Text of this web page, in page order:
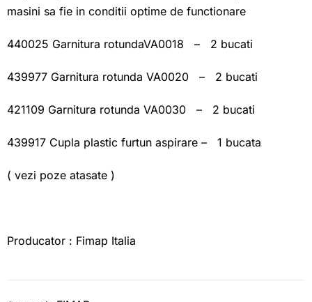
masini sa fie in conditii optime de functionare
440025 Garnitura rotundaVA0018 – 2 bucati
439977 Garnitura rotunda VA0020 – 2 bucati
421109 Garnitura rotunda VA0030 – 2 bucati
439917 Cupla plastic furtun aspirare – 1 bucata
( vezi poze atasate )
Producator : Fimap Italia